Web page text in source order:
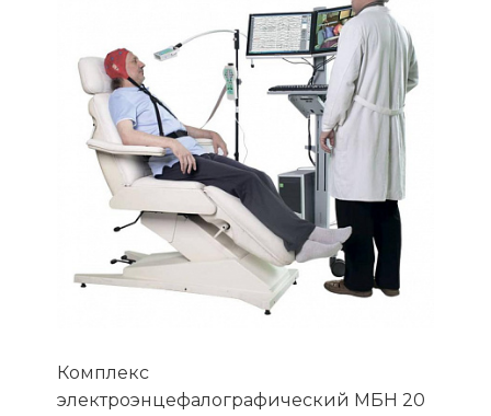
Комплекс
электроэнцефалографический МБН 20